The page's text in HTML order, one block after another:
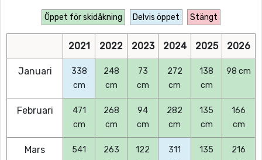
Öppet för skidåkning Delvis öppet Stängt
2021 2022 2023 2024 2025 2026
Januari
338
cm
248
cm
73
cm
272
cm
138
cm
98 cm
Februari
471
cm
268
cm
94
cm
282
cm
135
cm
166
cm
Mars
541
263
122
311
135
216